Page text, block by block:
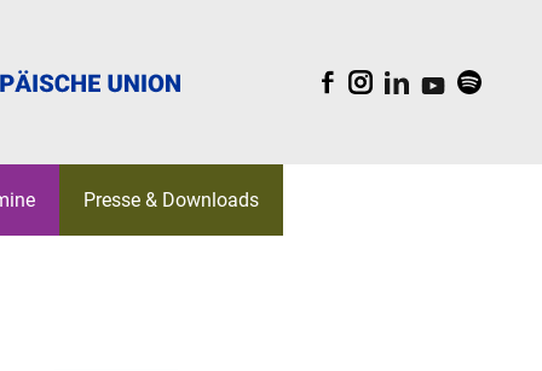
F I L Y S
Presse & Downloads